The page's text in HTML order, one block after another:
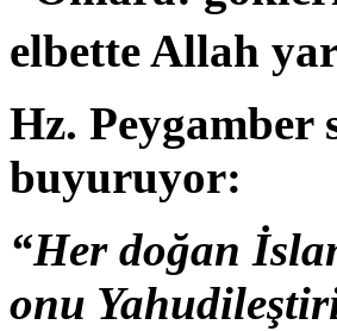
elbette Al­lah
Hz. Peygamber
buyuruyor:
“Her doğan
onu